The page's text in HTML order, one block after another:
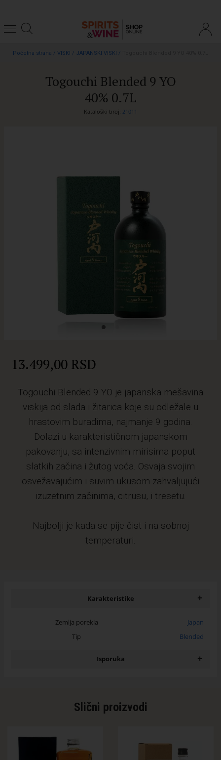
Početna strana / VISKI / JAPANSKI VISKI /
Togouchi Blended 9 YO
40% 0.7L
Kataloški broj: 21011
13.499,00 RSD
Togouchi Blended 9 YO je japanska mešavina
viskija od slada i žitarica koje su odležale u
hrastovim buradima, najmanje 9 godina.
Dolazi u karakterističnom japanskom
pakovanju, sa intenzivnim mirisima poput
slatkih začina i žutog voća. Osvaja svojim
osvežavajućim i suvim ukusom zahvaljujući
izuzetnim začinima, citrusu, i tresetu.
Najbolji je kada se pije čist i na sobnoj
temperaturi.
Karakteristike +
Zemlja porekla
Japan
Tip
Blended
Isporuka +
Slični proizvodi